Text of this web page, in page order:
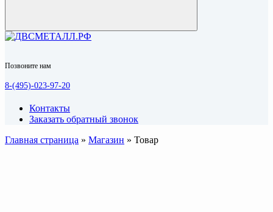
Позвоните нам
8-(495)-023-97-20
Контакты
Заказать обратный звонок
Главная страница » Магазин » Товар